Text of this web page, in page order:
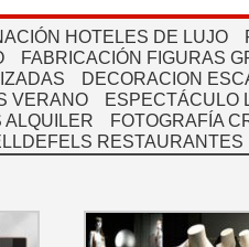
HOTELES DE LUJO
FABRICACIÓN FIGURAS
DECORACION
VERANO ESPECTÁCULO
ALQUILER
FOTOGRAFÍA
RESTAURANTES